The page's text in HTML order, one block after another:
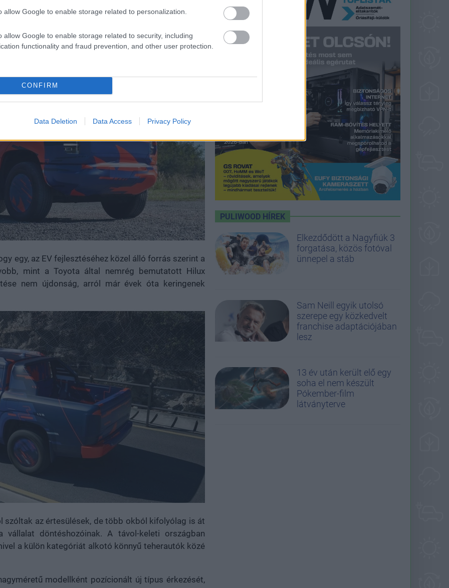
allow Google to enable storage related to personalization.
allow Google to enable storage related to security, including
functionality and fraud prevention, and other user protection.
CONFIRM
Data Deletion Data Access Privacy Policy
karosszériaelemekkel megvillantott platós
hogy még idén év vége előtt meg fog jelenni
egy, az EV fejlesztéséhez közel álló forrás szerint a
mint a Toyota által nemrég bemutatott Hilux
nem újdonság, arról már évek óta keringenek
szóltak az értesülések, de több okból kifolyólag is át
döntéshozóinak. A távol-keleti országban
a külön kategóriát alkotó könnyű teherautók közé
modellként pozícionált új típus érkezését,
PULIWOOD HÍREK
Elkezdődött a Nagyfiúk 3
forgatása, közös fotóval
ünnepel a stáb
Sam Neill egyik utolsó
szerepe egy közkedvelt
franchise adaptációjában
lesz
13 év után került elő egy
soha el nem készült
Pókember-film
látványterve